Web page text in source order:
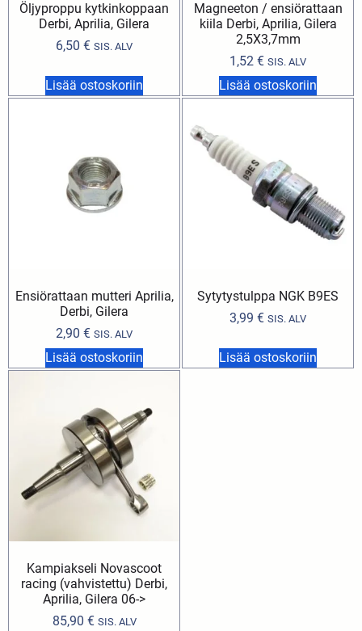
Öljyproppu kytkinkoppaan
Derbi, Aprilia, Gilera
6,50 € SIS. ALV
Lisää ostoskoriin
Magneeton / ensiörattaan
kiila Derbi, Aprilia, Gilera
2,5X3,7mm
1,52 € SIS. ALV
Lisää ostoskoriin
Ensiörattaan mutteri Aprilia,
Derbi, Gilera
2,90 € SIS. ALV
Lisää ostoskoriin
Sytytystulppa NGK B9ES
3,99 € SIS. ALV
Lisää ostoskoriin
Kampiakseli Novascoot
racing (vahvistettu) Derbi,
Aprilia, Gilera 06->
85,90 € SIS. ALV